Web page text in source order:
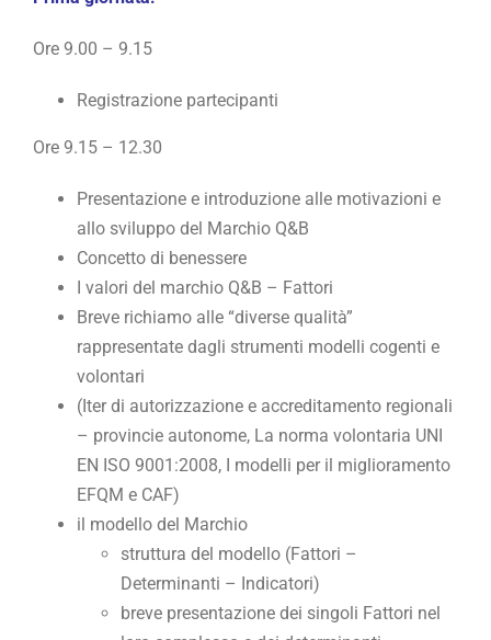
Ore 9.00 – 9.15
Registrazione partecipanti
Ore 9.15 – 12.30
Presentazione e introduzione alle motivazioni e
allo sviluppo del Marchio Q&B
Concetto di benessere
I valori del marchio Q&B – Fattori
Breve richiamo alle “diverse qualità”
rappresentate dagli strumenti modelli cogenti e
volontari
(Iter di autorizzazione e accreditamento regionali
– provincie autonome, La norma volontaria UNI
EN ISO 9001:2008, I modelli per il miglioramento
EFQM e CAF)
il modello del Marchio
struttura del modello (Fattori –
Determinanti – Indicatori)
breve presentazione dei singoli Fattori nel